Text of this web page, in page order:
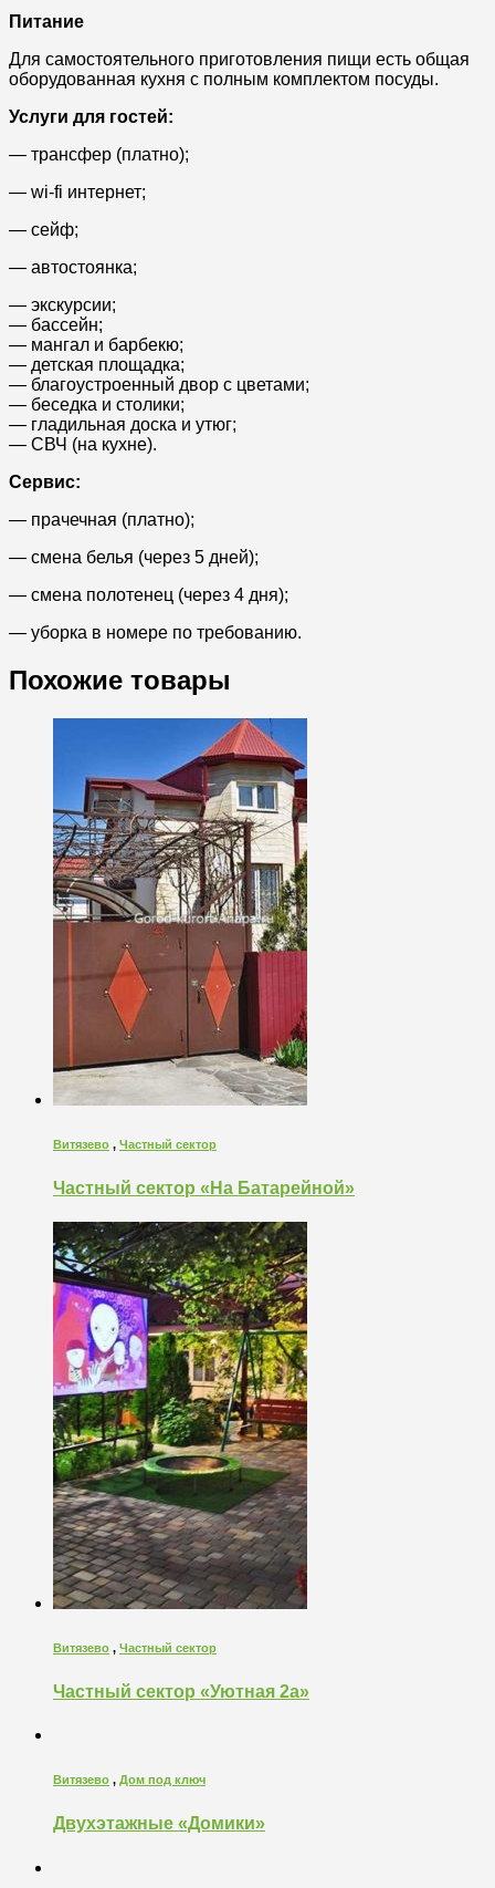
Питание
Для самостоятельного приготовления пищи есть общая
оборудованная кухня с полным комплектом посуды.
Услуги для гостей:
— трансфер (платно);
— wi-fi интернет;
— сейф;
— автостоянка;
— экскурсии;
— бассейн;
— мангал и барбекю;
— детская площадка;
— благоустроенный двор с цветами;
— беседка и столики;
— гладильная доска и утюг;
— СВЧ (на кухне).
Сервис:
— прачечная (платно);
— смена белья (через 5 дней);
— смена полотенец (через 4 дня);
— уборка в номере по требованию.
Похожие товары
Витязево , Частный сектор
Частный сектор «На Батарейной»
Витязево , Частный сектор
Частный сектор «Уютная 2а»
Витязево , Дом под ключ
Двухэтажные «Домики»